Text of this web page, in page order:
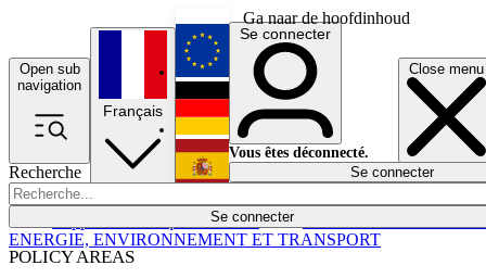
Ga naar de hoofdinhoud
Open sub
navigation
Close menu
Recherche
Se connecter
POLICY AREAS
Économie
Français
English
Deutsch
Español
Se connecter
Vous êtes déconnecté.
Se connecter
ENERGIE, ENVIRONNEMENT ET TRANSPORT